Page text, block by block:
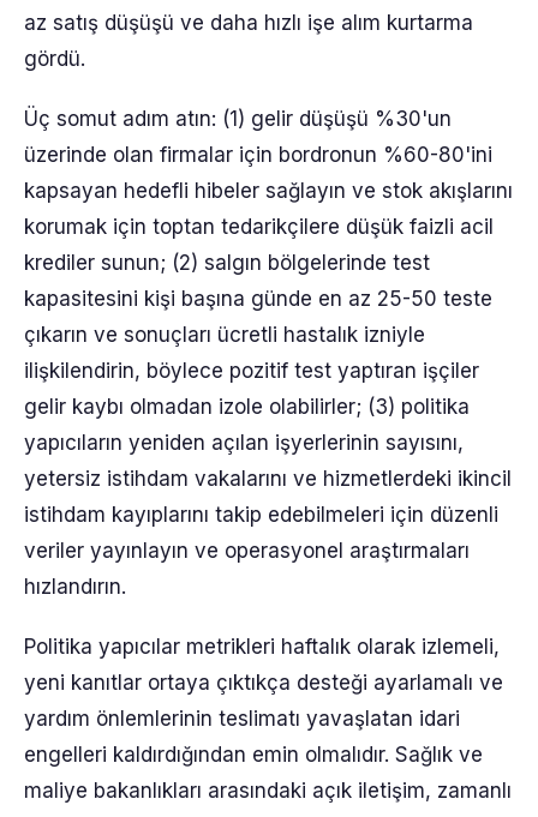
az satış düşüşü ve daha hızlı işe alım kurtarma
gördü.
Üç somut adım atın: (1) gelir düşüşü %30'un
üzerinde olan firmalar için bordronun %60-80'ini
kapsayan hedefli hibeler sağlayın ve stok akışlarını
korumak için toptan tedarikçilere düşük faizli acil
krediler sunun; (2) salgın bölgelerinde test
kapasitesini kişi başına günde en az 25-50 teste
çıkarın ve sonuçları ücretli hastalık izniyle
ilişkilendirin, böylece pozitif test yaptıran işçiler
gelir kaybı olmadan izole olabilirler; (3) politika
yapıcıların yeniden açılan işyerlerinin sayısını,
yetersiz istihdam vakalarını ve hizmetlerdeki ikincil
istihdam kayıplarını takip edebilmeleri için düzenli
veriler yayınlayın ve operasyonel araştırmaları
hızlandırın.
Politika yapıcılar metrikleri haftalık olarak izlemeli,
yeni kanıtlar ortaya çıktıkça desteği ayarlamalı ve
yardım önlemlerinin teslimatı yavaşlatan idari
engelleri kaldırdığından emin olmalıdır. Sağlık ve
maliye bakanlıkları arasındaki açık iletişim, zamanlı